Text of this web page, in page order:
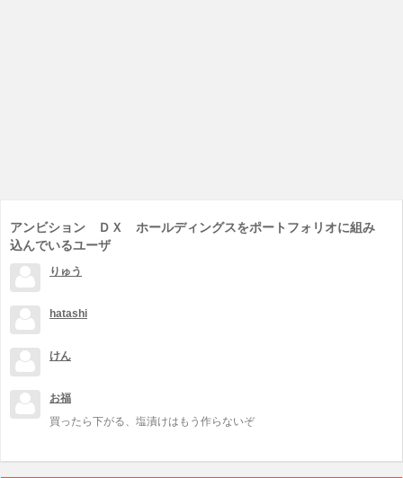
アンビション ＤＸ ホールディングスをポートフォリオに組み
込んでいるユーザ
りゅう
hatashi
けん
お福
買ったら下がる、塩漬けはもう作らないぞ